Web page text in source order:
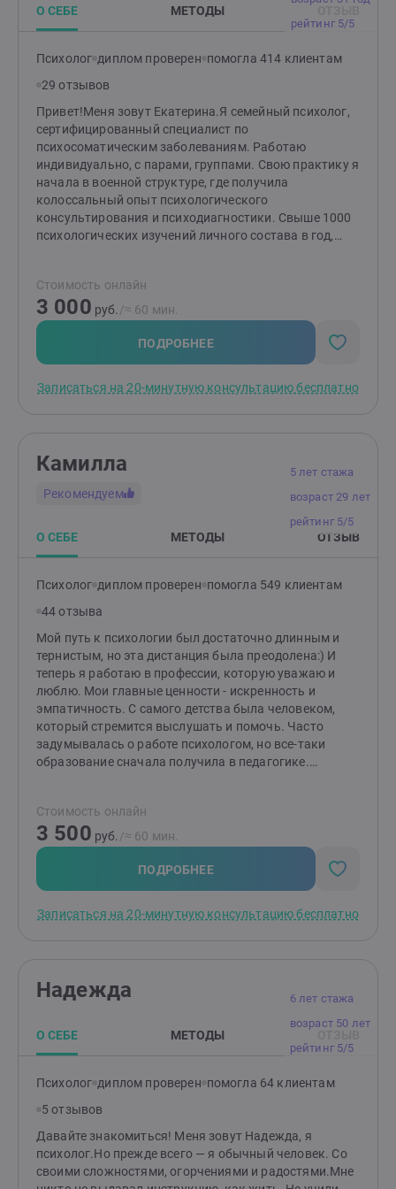
с моими клиентами.Моя цель - помочь людям
благополучие.Я сопровождаю клиентов на их пути
трудностей.
рейтинг 5/5
О СЕБЕ МЕТОДЫ
Психолог диплом проверен помогла 414 клиентам
29 отзывов
Привет!Меня зовут Екатерина.Я семейный психолог,
сертифицированный специалист по
психосоматическим заболеваниям. Работаю
индивидуально, с парами, группами. Свою практику я
начала в военной структуре, где получила
колоссальный опыт психологического
консультирования и психодиагностики. Свыше 1000
психологических изучений личного состава в год,
сплочение коллектива и командообразование,
динамическая работа с лицами, испытывающими
трудности в адаптации, и много всего другого.
Однозначно, было интересно!В частной практике я
интегрирую весь полученный опыт и навыки.
тревогу, апатию, усталость, которые хотят изменит
говорить о своих тревогах и переживаниях.Я помогу
выстроить здоровые гармоничные отношения с
окружающими, гармонизировать семейные
отношения, найти ресурсы. В терапии со мной Вы
снова почувствуете вкус жизни, радость отношений,
отмечают мою отзывчивость, бережность в работе,
эмпатичность. Соблюдаю нормы этического кодекса,
профессиональные знания. На сессиях можно
выражаться матерными словами, проявлять все
свои эмоции, говорить открыто и откровенно.
Стоимость онлайн
3 000 руб. /≈ 60 мин.
ПОДРОБНЕЕ
Записаться на 20-минутную консультацию бесплатно
5 лет стажа
возраст 29 лет
рейтинг 5/5
Камилла
Рекомендуем
О СЕБЕ МЕТОДЫ ОТЗЫВ
Психолог диплом проверен помогла 549 клиентам
44 отзыва
Мой путь к психологии был достаточно длинным и
тернистым, но эта дистанция была преодолена:) И
теперь я работаю в профессии, которую уважаю и
люблю. Мои главные ценности - искренность и
эмпатичность. С самого детства была человеком,
который стремится выслушать и помочь. Часто
задумывалась о работе психологом, но все-таки
образование сначала получила в педагогике.
людям требуется психологическая помощь в целом.
Как с минимальными вопросами, так и с большими:
например, если вы ощущаете себя одиноко и не
чувствуете себя в этом комфортно. Если мы говорим
о травмах и различных эмоциональных болях, здесь
возможность освободиться и жить легче.
Стоимость онлайн
3 500 руб. /≈ 60 мин.
ПОДРОБНЕЕ
Записаться на 20-минутную консультацию бесплатно
6 лет стажа
возраст 50 лет
рейтинг 5/5
Надежда
О СЕБЕ МЕТОДЫ
Психолог диплом проверен помогла 64 клиентам
5 отзывов
Давайте знакомиться! Меня зовут Надежда, я
психолог.Но прежде всего — я обычный человек. Со
своими сложностями, огорчениями и радостями.Мне